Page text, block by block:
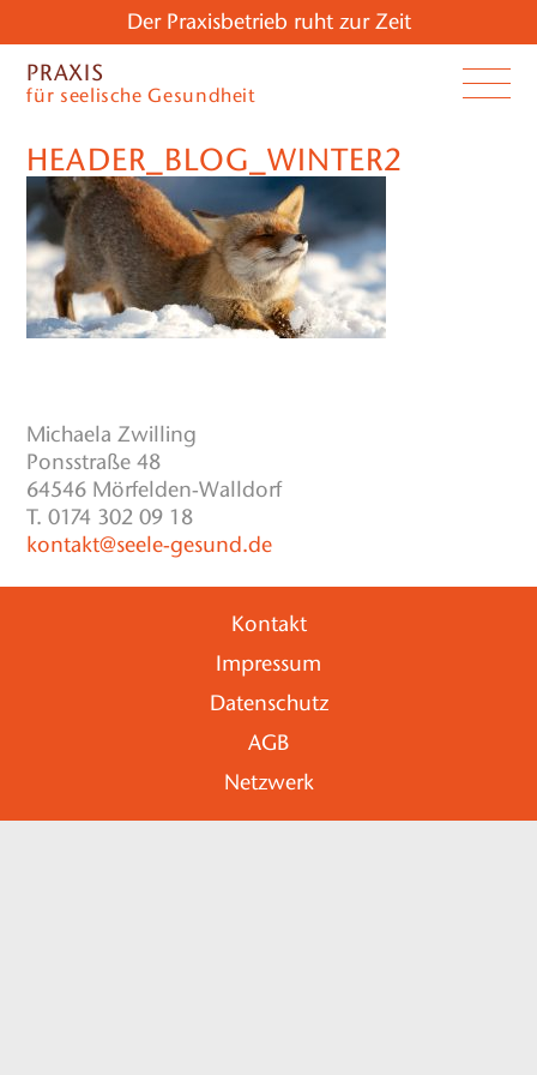
Der Praxisbetrieb ruht zur Zeit
PRAXIS
für seelische Gesundheit
HEADER_BLOG_WINTER2
Michaela Zwilling
Ponsstraße 48
64546 Mörfelden-Walldorf
T. 0174 302 09 18
kontakt@seele-gesund.de
Kontakt
Impressum
Datenschutz
AGB
Netzwerk